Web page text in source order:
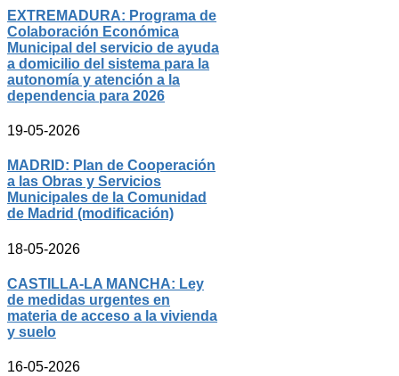
EXTREMADURA: Programa de
Colaboración Económica
Municipal del servicio de ayuda
a domicilio del sistema para la
autonomía y atención a la
dependencia para 2026
19-05-2026
MADRID: Plan de Cooperación
a las Obras y Servicios
Municipales de la Comunidad
de Madrid (modificación)
18-05-2026
CASTILLA-LA MANCHA: Ley
de medidas urgentes en
materia de acceso a la vivienda
y suelo
16-05-2026